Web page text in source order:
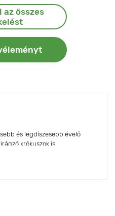
az összes
és legdíszesebb évelő
krókuszok is.
csésze alakú virágok